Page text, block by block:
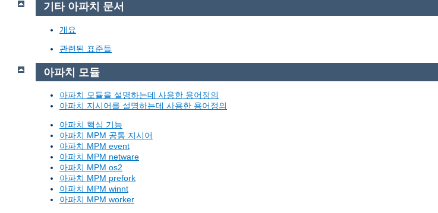
기타 아파치 문서
개요
관련된 표준들
아파치 모듈
아파치 모듈을 설명하는데 사용한 용어정의
아파치 지시어를 설명하는데 사용한 용어정의
아파치 핵심 기능
아파치 MPM 공통 지시어
아파치 MPM event
아파치 MPM netware
아파치 MPM os2
아파치 MPM prefork
아파치 MPM winnt
아파치 MPM worker